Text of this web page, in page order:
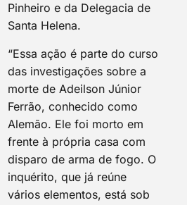
Pinheiro e da Delegacia de
Santa Helena.
“Essa ação é parte do curso
das investigações sobre a
morte de Adeilson Júnior
Ferrão, conhecido como
Alemão. Ele foi morto em
frente à própria casa com
disparo de arma de fogo. O
inquérito, que já reúne
vários elementos, está sob